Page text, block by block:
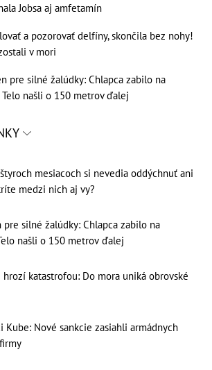
Jobsa aj amfetamín
a pozorovať delfíny, skončila bez nohy!
v mori
pre silné žalúdky: Chlapca zabilo na
našli o 150 metrov ďalej
mesiacoch si nevedia oddýchnuť ani
medzi nich aj vy?
pre silné žalúdky: Chlapca zabilo na
našli o 150 metrov ďalej
hrozí katastrofou: Do mora uniká obrovské
Kube: Nové sankcie zasiahli armádnych